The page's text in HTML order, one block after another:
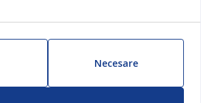
Necesare